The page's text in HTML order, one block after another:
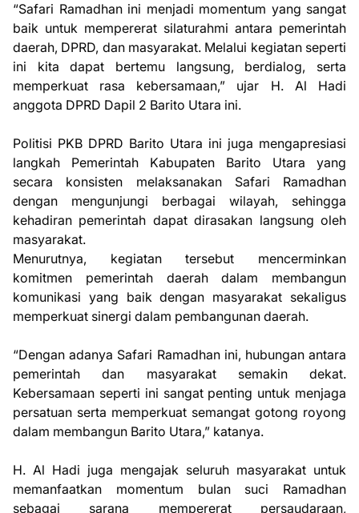
“Safari Ramadhan ini menjadi momentum yang sangat
baik untuk mempererat silaturahmi antara pemerintah
daerah, DPRD, dan masyarakat. Melalui kegiatan seperti
ini kita dapat bertemu langsung, berdialog, serta
memperkuat rasa kebersamaan,” ujar H. Al Hadi
anggota DPRD Dapil 2 Barito Utara ini.
Politisi PKB DPRD Barito Utara ini juga mengapresiasi
langkah Pemerintah Kabupaten Barito Utara yang
secara konsisten melaksanakan Safari Ramadhan
dengan mengunjungi berbagai wilayah, sehingga
kehadiran pemerintah dapat dirasakan langsung oleh
masyarakat.
Menurutnya, kegiatan tersebut mencerminkan
komitmen pemerintah daerah dalam membangun
komunikasi yang baik dengan masyarakat sekaligus
memperkuat sinergi dalam pembangunan daerah.
“Dengan adanya Safari Ramadhan ini, hubungan antara
pemerintah dan masyarakat semakin dekat.
Kebersamaan seperti ini sangat penting untuk menjaga
persatuan serta memperkuat semangat gotong royong
dalam membangun Barito Utara,” katanya.
H. Al Hadi juga mengajak seluruh masyarakat untuk
memanfaatkan momentum bulan suci Ramadhan
sebagai sarana mempererat persaudaraan,